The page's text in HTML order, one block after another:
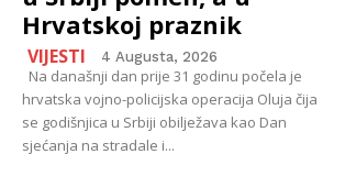
Hrvatskoj praznik
VIJESTI 4 Augusta, 2026
Na današnji dan prije 31 godinu počela je
hrvatska vojno-policijska operacija Oluja čija
se godišnjica u Srbiji obilježava kao Dan
sjećanja na stradale i...